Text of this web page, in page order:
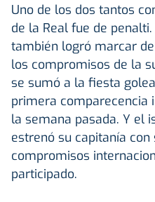
Uno de los dos tantos
de la Real fue de
también logró marcar
los compromisos de la
se sumó a la fiesta
primera comparecencia
la semana pasada. Y el
estrenó su capitanía
compromisos
participado.